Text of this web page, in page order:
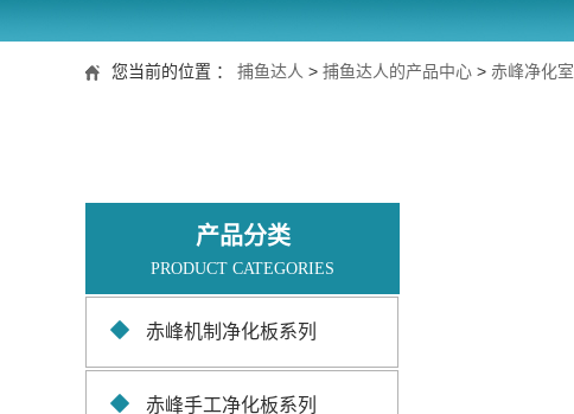
您当前的位置 ： 捕鱼达人 > 捕鱼达人的产品中心 > 赤峰净化
产品分类
PRODUCT CATEGORIES
赤峰机制净化板系列
赤峰手工净化板系列